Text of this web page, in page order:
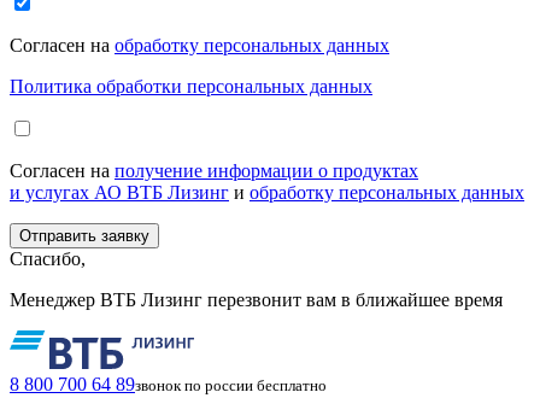
Согласен на обработку персональных данных
Политика обработки персональных данных
Согласен на получение информации о продуктах
и услугах АО ВТБ Лизинг и обработку персональных данных
Спасибо,
Менеджер ВТБ Лизинг перезвонит вам в ближайшее время
8 800 700 64 89звонок по россии бесплатно